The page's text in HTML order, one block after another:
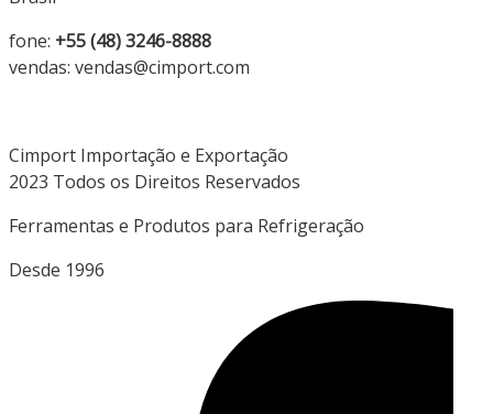
fone: +55 (48) 3246-8888
vendas: vendas@cimport.com
Cimport Importação e Exportação
2023 Todos os Direitos Reservados
Ferramentas e Produtos para Refrigeração
Desde 1996